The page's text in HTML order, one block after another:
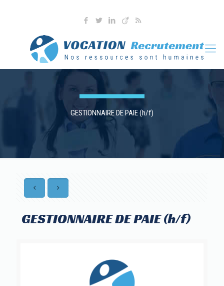
GESTIONNAIRE DE PAIE (h/f)
GESTIONNAIRE DE PAIE (h/f)